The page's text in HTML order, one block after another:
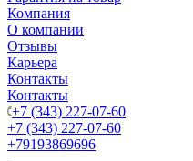
Компания
О компании
Отзывы
Карьера
Контакты
Контакты
+7 (343) 227-07-60
+7 (343) 227-07-60
+79193869696